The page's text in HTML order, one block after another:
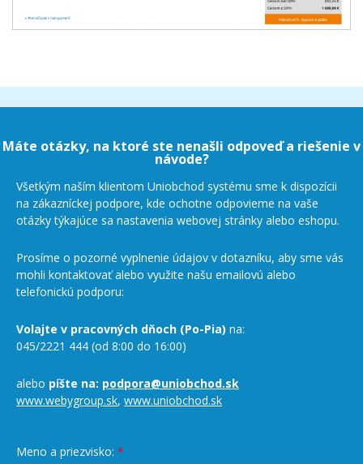
Máte otázky, na ktoré ste nenašli odpoveď a riešenie v
návode?
Všetkým naším klientom Uniobchod systému sme k dispozícii
na zákazníckej podpore, kde ochotne odpovieme na vaše
otázky týkajúce sa nastavenia webovej stránky alebo eshopu.
Prosíme o pozorné vyplnenie údajov v dotazníku, aby sme vás
mohli kontaktovať alebo využite našu emailovú alebo
telefonickú podporu:
Volajte v pracovných dňoch (Po-Pia) na:
045/2221 444 (od 8:00 do 16:00)
alebo píšte na: podpora@uniobchod.sk
www.webygroup.sk, www.uniobchod.sk
Meno a priezvisko: *